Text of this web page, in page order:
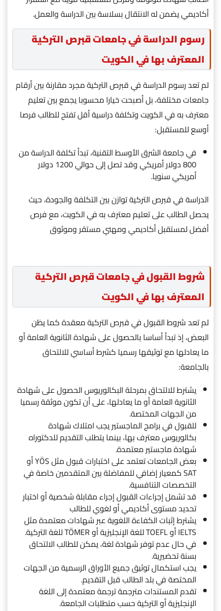
أكاديمي يضمن له الانتقال بسلاسة بين الدراسة والعمل.
رسوم الدراسة في جامعات قبرص التركية
المعترف بها في الكويت
لم تعد رسوم الدراسة في قبرص التركية مجرد مقارنة بين أرقام
جامعات مختلفة، بل أصبحت خيارا محسوبا يجمع بين تعليم
معترف به في الكويت وتكلفة دراسية أقل تفتح للطالب فرصا
أوسع للمستقبل:
في جامعة الشرق الأوسط التقنية، تبدأ تكلفة الدراسة من
800 دولار أمريكي وقد تصل إلى حوالي 1200 دولار
أمريكي سنويا.
الدراسة في قبرص التركية توازن بين التكلفة والجودة، حيث
يحصل الطالب على تعليم معترف به في الكويت، مع فرص
أفضل لمستقبل أكاديمي ومهني مستقر وموثوق
شروط القبول في جامعات قبرص التركية
المعترف بها في الكويت
لم تعد شروط القبول في قبرص التركية معقدة كما يظن
البعض، إذ تبدأ أساسا بالحصول على شهادة الثانوية العامة أو
ما يعادلها مع توثيقها رسميا كشرط أساسي للالتحاق
بالجامعة:
يشترط للالتحاق بمرحلة البكالوريوس الحصول على شهادة
الثانوية العامة أو ما يعادلها، على أن تكون موثقة رسميا
من الجهات المختصة.
للقبول في برامج الماجستير يجب امتلاك شهادة
بكالوريوس معترف بها، بينما يتطلب التقديم للدكتوراه
شهادة ماجستير معتمدة.
بعض الجامعات تعتمد على اختبارات قبول مثل YÖS أو
SAT كمعيار إضافي للمفاضلة بين المتقدمين خاصة في
التخصصات التنافسية.
قد تشمل إجراءات القبول إجراء مقابلة شخصية أو اختبار
تحديد مستوى أكاديمي أو لغوي للطالب
يشترط إثبات الكفاءة اللغوية عبر شهادات معتمدة مثل
IELTS أو TOEFL للغة الإنجليزية أو TÖMER للغة التركية.
في حال عدم توفر شهادة لغة، يمكن للطالب الالتحاق
بسنة تحضيرية.
يجب استكمال توثيق جميع الأوراق الرسمية من الجهات
المختصة في بلد الطالب قبل التقديم.
تقدم المستندات مترجمة ترجمة معتمدة إلى اللغة
الإنجليزية أو التركية حسب متطلبات الجامعة.